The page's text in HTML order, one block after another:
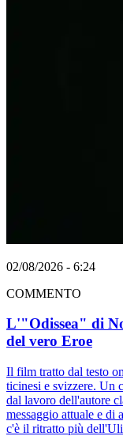
02/08/2026 - 6:24
COMMENTO
L'"Odissea" di
del vero Eroe
Il film tratto dal testo
ticinesi e svizzere. Un
dal lavoro dell'autore
messaggio attuale e
c'è il ritratto più